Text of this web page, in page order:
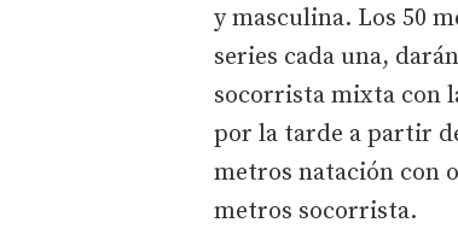
y masculina. Los 50
series cada una,
socorrista mixta con
por la tarde a partir
metros natación con
metros socorrista.